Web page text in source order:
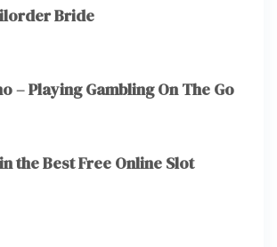
Bride
– Playing Gambling On The Go
the Best Free Online Slot